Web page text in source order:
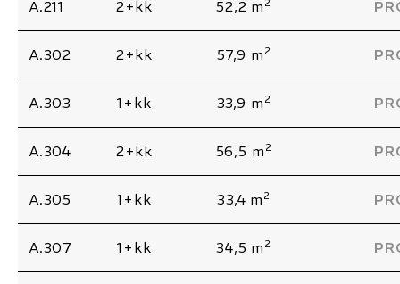
A.211 2+kk 52,2 m
A.302 2+kk 57,9 m 2
A.303 1+kk 33,9 m 2
A.304 2+kk 56,5 m 2
A.305 1+kk 33,4 m 2
A.307 1+kk 34,5 m 2